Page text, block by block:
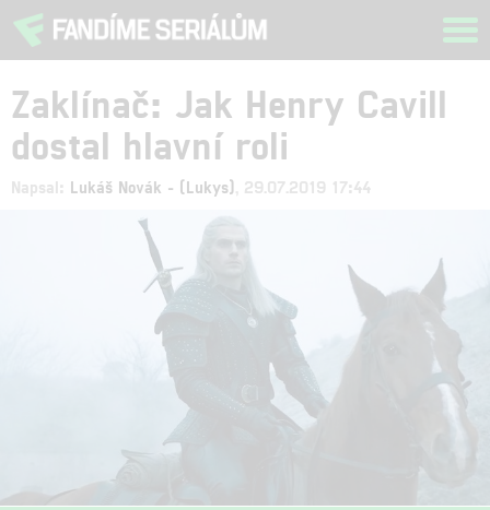
Zaklínač: Jak Henry Cavill
dostal hlavní roli
Napsal: Lukáš Novák - (Lukys) , 29.07.2019 17:44